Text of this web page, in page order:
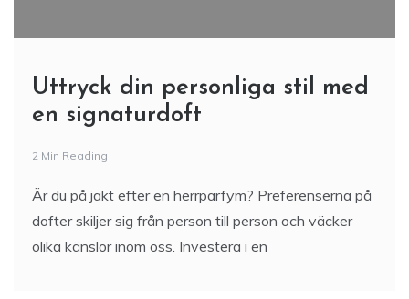
Uttryck din personliga stil med
en signaturdoft
2 Min Reading
Är du på jakt efter en herrparfym? Preferenserna på
dofter skiljer sig från person till person och väcker
olika känslor inom oss. Investera i en